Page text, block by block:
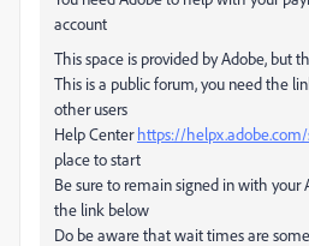
account
This space is provided by Adobe, but
This is a public forum, you need the
other users
Help Centerhttps://
place to start
Be sure to remain signed in with your
the link below
Do be aware that wait times are